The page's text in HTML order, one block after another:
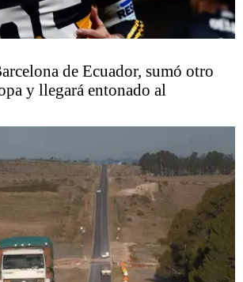
de Ecuador, sumó otro
y llegará entonado al